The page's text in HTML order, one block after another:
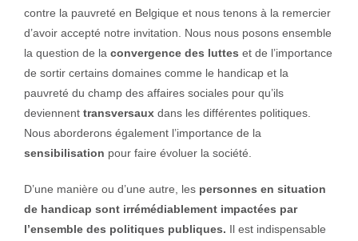
contre la pauvreté en Belgique et nous tenons à la remercier
d’avoir accepté notre invitation. Nous nous posons ensemble
la question de la convergence des luttes et de l’importance
de sortir certains domaines comme le handicap et la
pauvreté du champ des affaires sociales pour qu’ils
deviennent transversauxdans les différentes politiques.
Nous aborderons également l’importance de la
sensibilisation pour faire évoluer la société.
D’une manière ou d’une autre, lespersonnes en situation
de handicap sont irrémédiablement impactées par
l’ensemble des politiques publiques. Il est indispensable